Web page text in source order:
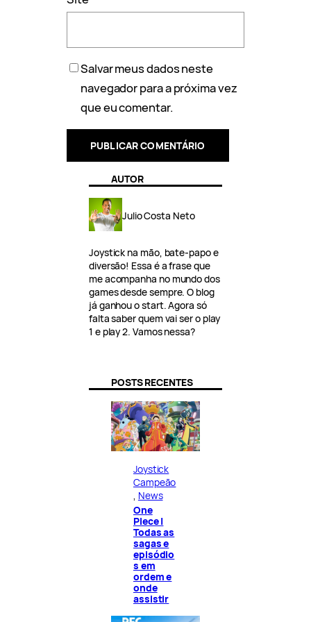
Salvar meus dados neste
navegador para a próxima vez
que eu comentar.
AUTOR
Julio Costa Neto
Joystick na mão, bate-papo e
diversão! Essa é a frase que
me acompanha no mundo dos
games desde sempre. O blog
já ganhou o start. Agora só
falta saber quem vai ser o play
1 e play 2. Vamos nessa?
POSTS RECENTES
Joystick
Campeão
News
One
Piece |
Todas as
sagas e
episódio
s em
ordem e
onde
assistir